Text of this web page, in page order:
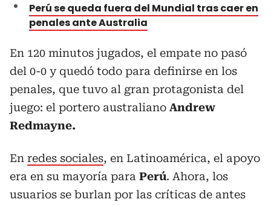
Perú se queda fuera del Mundial tras caer en
penales ante Australia
En 120 minutos jugados, el empate no pasó
del 0-0 y quedó todo para definirse en los
penales, que tuvo al gran protagonista del
juego: el portero australiano Andrew
Redmayne.
En redes sociales, en Latinoamérica, el apoyo
era en su mayoría para Perú. Ahora, los
usuarios se burlan por las críticas de antes